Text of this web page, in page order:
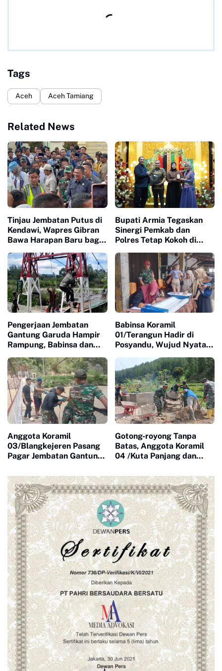
Tags
Aceh Aceh Tamiang
Related News
Tinjau Jembatan Putus di
Kendawi, Wapres Gibran
Bawa Harapan Baru bagi
Terisolasi
Bupati Armia Tegaskan
Sinergi Pemkab dan
Polres Tetap Kokoh di
Kapolres Baru
Pengerjaan Jembatan
Gantung Garuda Hampir
Rampung, Babinsa dan
Babinsa Koramil
01/Terangun Hadir di
Posyandu, Wujud Nyata
Kesehatan Masyarakat
Anggota Koramil
03/Blangkejeren Pasang
Pagar Jembatan Gantung
Segera Rampung
Gotong-royong Tanpa
Batas, Anggota Koramil
04 /Kuta Panjang dan
Gantung